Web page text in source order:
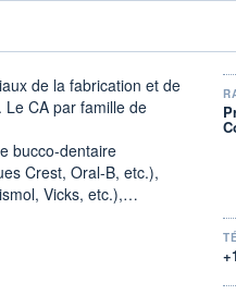
de la fabrication et de
CA par famille de
bucco-dentaire
Crest, Oral-B, etc.),
Vicks, etc.),
et Tampax), etc. ;